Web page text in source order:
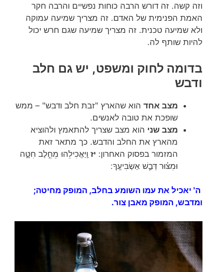
וזה קשה. זה דורש הרבה כוחות נפשיים והרבה חקר
האמת הפנימית של האדם. זה מצריך שמיעה עמוקה
ולא שמיעה טכנית. זה מצריך שמיעה שגם חרש יכול
להיות שותף לה.
בדומה לחוק ומשפט, יש גם חלב
ודבש
מצב אחד הוא שהארץ "זבת חלב ודבש" – ממש
שופכת את טובה לאנשים.
מצב שני הוא מצב שצריך להתאמץ ולהוציא
מהארץ את החלב והדבש. כך מתאר זאת
המזמור בפסוק האחרון: יז וַֽיַּאֲכִילֵהוּ מֵחֵ֣לֶב חִטָּ֑ה
וּמִצּ֗וּר דְּבַ֣שׁ אַשְׂבִּיעֶֽךָ ׃
ה' יאכיל את עמו השומע בחלב, המופק מחיטה;
ומדבש, המופק מאבן צור.